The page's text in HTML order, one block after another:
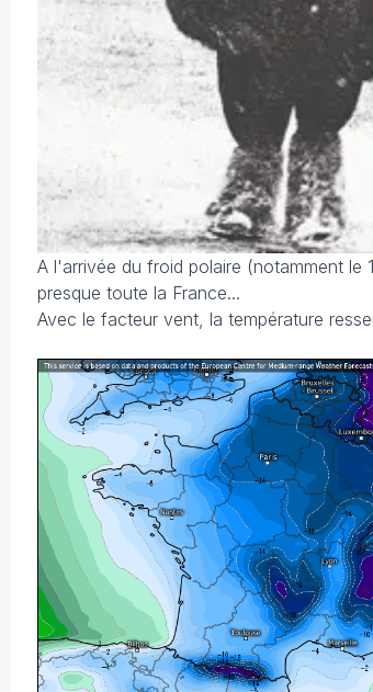
A l'arrivée du froid polaire (notamment le
presque toute la France...
Avec le facteur vent, la température